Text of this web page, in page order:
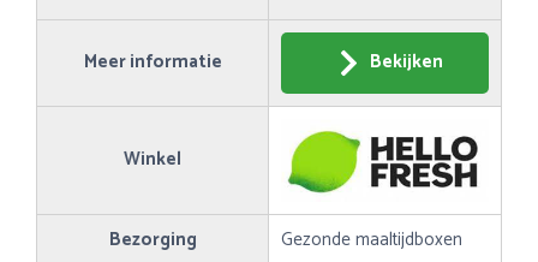
Meer informatie Bekijken
Winkel
Bezorging Gezonde maaltijdboxen